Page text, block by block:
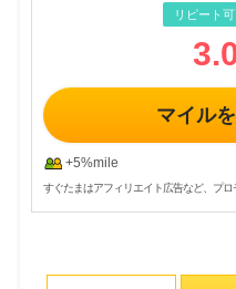
リピート可
マイル
+5%mile
すぐたまはアフィリエイト広告など、プ